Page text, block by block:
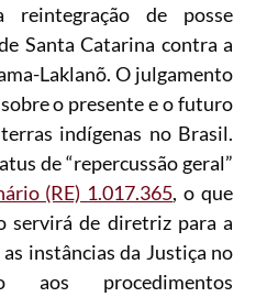
reintegração de posse
Santa Catarina contra a
Laklanõ. O julgamento
o presente e o futuro
indígenas no Brasil.
de “repercussão geral”
(RE) 1.017.365, o que
servirá de diretriz para a
instâncias da Justiça no
procedimentos